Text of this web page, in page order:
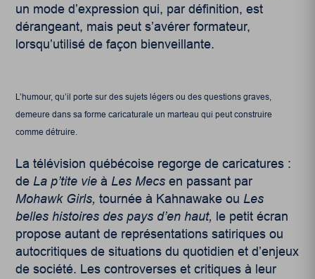
un mode d’expression qui, par définition, est
dérangeant, mais peut s’avérer formateur,
lorsqu’utilisé de façon bienveillante.
L’humour, qu’il porte sur des sujets légers ou des questions graves,
demeure dans sa forme caricaturale un marteau qui peut construire
comme détruire.
La télévision québécoise regorge de caricatures :
deLa p’tite vie àLes Mecsen passant par
Mohawk Girls,tournée à Kahnawake ouLes
belles histoires des pays d’en haut, le petit écran
propose autant de représentations satiriques ou
autocritiques de situations du quotidien et d’enjeux
de société. Les controverses et critiques à leur